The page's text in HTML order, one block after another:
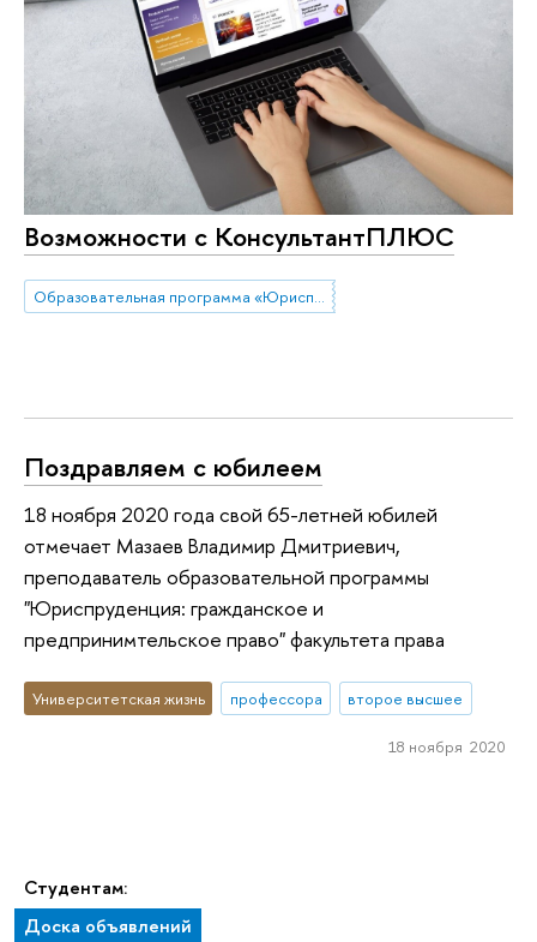
Студентам:
Доска объявлений
Возможности с КонсультантПЛЮС
Поздравляем с юбилеем
18 ноября 2020 года свой 65-летней юбилей
отмечает Мазаев Владимир Дмитриевич,
преподаватель образовательной программы
"Юриспруденция: гражданское и
предпринимтельское право" факультета права
Университетская жизнь профессора второе высшее
18 ноября 2020